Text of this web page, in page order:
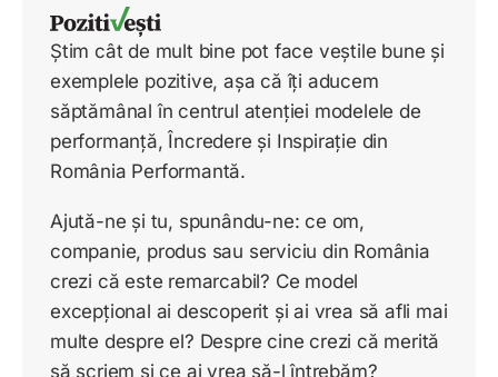
Știm cât de mult bine pot face veștile bune și
exemplele pozitive, așa că îți aducem
săptămânal în centrul atenției modelele de
performanță, Încredere și Inspirație din
România Performantă.
Ajută-ne și tu, spunându-ne: ce om,
companie, produs sau serviciu din România
crezi că este remarcabil? Ce model
excepțional ai descoperit și ai vrea să afli mai
multe despre el? Despre cine crezi că merită
să scriem și ce ai vrea să-l întrebăm?